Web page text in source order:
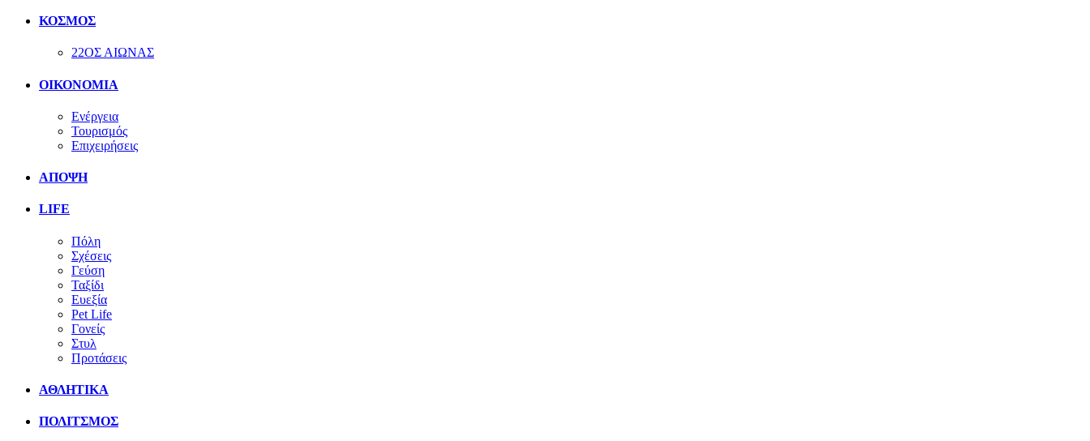
ΚΟΣΜΟΣ
22ΟΣ ΑΙΩΝΑΣ
ΟΙΚΟΝΟΜΙΑ
Ενέργεια
Τουρισμός
Επιχειρήσεις
ΑΠΟΨΗ
LIFE
Πόλη
Σχέσεις
Γεύση
Ταξίδι
Ευεξία
Pet Life
Γονείς
Στυλ
Προτάσεις
ΑΘΛΗΤΙΚΑ
ΠΟΛΙΤΣΜΟΣ